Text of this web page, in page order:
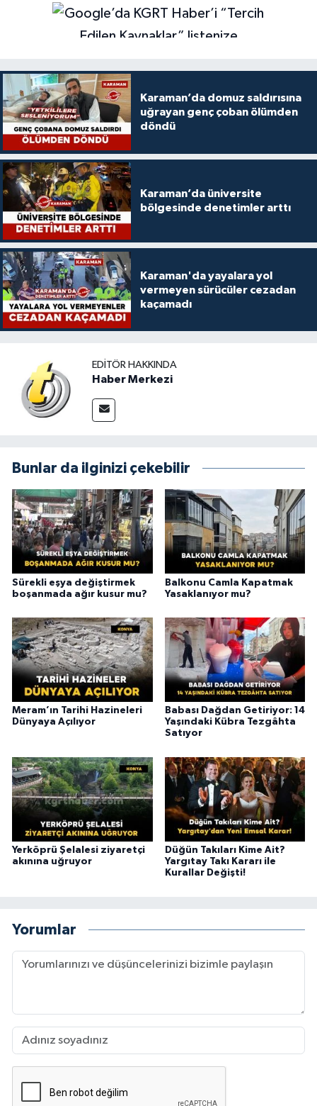
Karaman’da domuz saldırısına
uğrayan genç çoban ölümden
döndü
Karaman’da üniversite
bölgesinde denetimler arttı
Karaman'da yayalara yol
vermeyen sürücüler cezadan
kaçamadı
EDITÖR HAKKINDA
Haber Merkezi
Bunlar da ilginizi çekebilir
Sürekli eşya değiştirmek
boşanmada ağır kusur mu?
Balkonu Camla Kapatmak
Yasaklanıyor mu?
Meram’ın Tarihi Hazineleri
Dünyaya Açılıyor
Babası Dağdan Getiriyor: 14
Yaşındaki Kübra Tezgâhta
Satıyor
Yerköprü Şelalesi ziyaretçi
akınına uğruyor
Düğün Takıları Kime Ait?
Yargıtay Takı Kararı ile
Kurallar Değişti!
Yorumlar